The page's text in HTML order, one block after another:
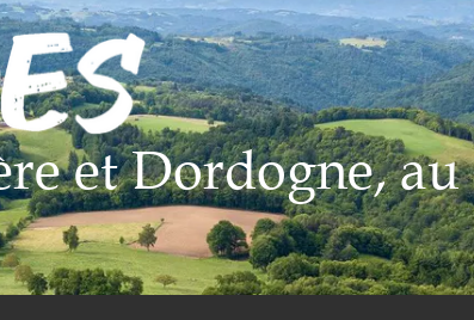
et Dordogne,